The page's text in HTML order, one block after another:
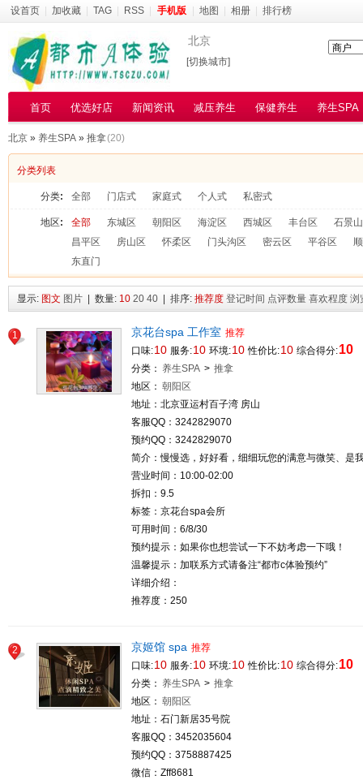
设首页 加收藏 TAG RSS 手机版 地图 相册 排行榜
北京
[切换城市]
首页 优选好店 新闻资讯 减压养生 保健养生 养生SPA
北京 » 养生SPA » 推拿(20)
分类列表
分类: 全部 门店式 家庭式 个人式 私密式
地区: 全部 东城区 朝阳区 海淀区 西城区 丰台区
石景
昌平区
房山区 怀柔区 门头沟区 密云区 平谷区
东直门
显示: 图文 图片 | 数量: 10 20 40 | 排序: 推荐度 登记时间 点评数量 喜欢程度 浏
1 京花台spa 工作室 推荐
口味:10 服务:10 环境:10 性价比:10 综合得分:10
分类： 养生SPA > 推拿
地区： 朝阳区
地址：北京亚运村百子湾 房山
客服QQ：3242829070
预约QQ：3242829070
简介：慢慢选，好好看，细细玩您的满意与微笑、是
营业时间：10:00-02:00
拆扣：9.5
标签：京花台spa会所
可用时间：6/8/30
预约提示：如果你也想尝试一下不妨考虑一下哦！
温馨提示：加联系方式请备注“都市c体验预约”
详细介绍：
推荐度：250
2 京姬馆 spa 推荐
口味:10 服务:10 环境:10 性价比:10 综合得分:10
分类： 养生SPA > 推拿
地区： 朝阳区
地址：石门新居35号院
客服QQ：3452035604
预约QQ：3758887425
微信：Zff8681